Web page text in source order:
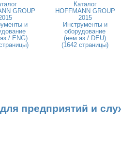
GROUP
и
/ ENG)
Каталог
HOFFMANN GROUP
2015
Инструменты и
оборудование
(нем.яз / DEU)
(1642 страницы)
предприятий и